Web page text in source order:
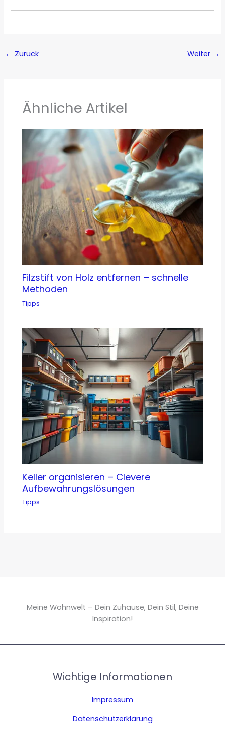
← Zurück Weiter →
Ähnliche Artikel
Filzstift von Holz entfernen – schnelle
Methoden
Tipps
Keller organisieren – Clevere
Aufbewahrungslösungen
Tipps
Meine Wohnwelt – Dein Zuhause, Dein Stil, Deine
Inspiration!
Wichtige Informationen
Impressum
Datenschutzerklärung